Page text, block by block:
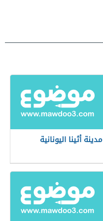
مدينة أثينا اليونانية